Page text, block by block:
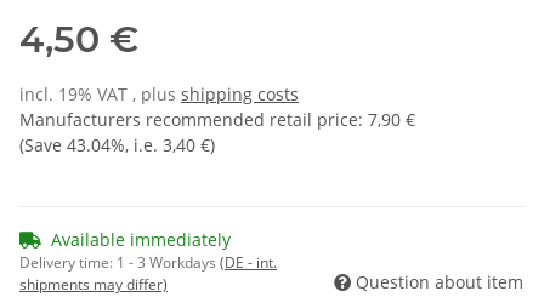
4,50 €
incl. 19% VAT , plus shipping costs
Manufacturers recommended retail price: 7,90 €
(Save 43.04%, i.e. 3,40 €)
Available immediately
Delivery time: 1 - 3 Workdays (DE - int.
shipments may differ)
Question about item